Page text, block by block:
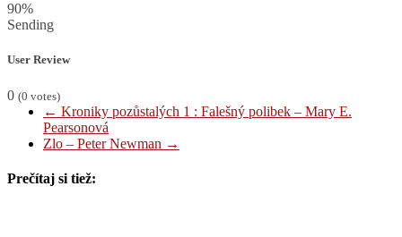
90%
Sending
User Review
0 (0 votes)
← Kroniky pozůstalých 1 : Falešný polibek – Mary E.
Pearsonová
Zlo – Peter Newman →
Prečítaj si tiež: